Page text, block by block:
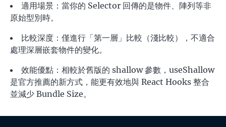
適用場景：當你的 Selector 回傳的是物件、陣列等非
原始型別時。
比較深度：僅進行「第一層」比較（淺比較），不適合
處理深層嵌套物件的變化。
效能優點：相較於舊版的 shallow 參數，useShallow
是官方推薦的新方式，能更有效地與 React Hooks 整合
並減少 Bundle Size。